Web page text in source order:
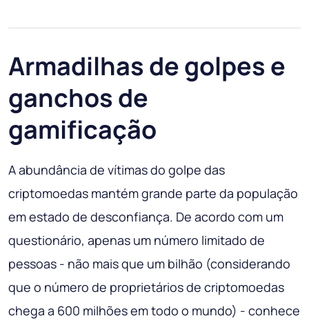
Armadilhas de golpes e
ganchos de
gamificação
A abundância de vítimas do golpe das
criptomoedas mantém grande parte da população
em estado de desconfiança. De acordo com um
questionário, apenas um número limitado de
pessoas - não mais que um bilhão (considerando
que o número de proprietários de criptomoedas
chega a 600 milhões em todo o mundo) - conhece